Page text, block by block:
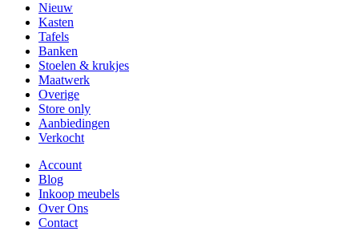
Nieuw
Kasten
Tafels
Banken
Stoelen & krukjes
Maatwerk
Overige
Store only
Aanbiedingen
Verkocht
Account
Blog
Inkoop meubels
Over Ons
Contact